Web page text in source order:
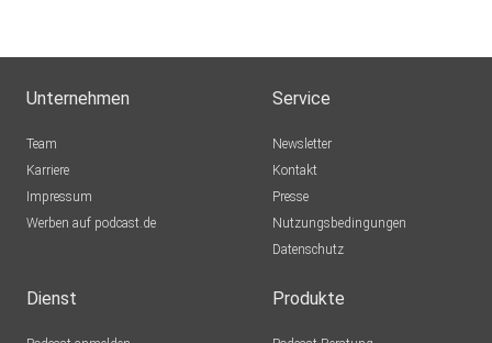
Unternehmen
Team
Karriere
Impressum
Werben auf podcast.de
Service
Newsletter
Kontakt
Presse
Nutzungsbedingungen
Datenschutz
Dienst Produkte